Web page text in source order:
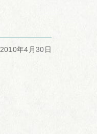
2010年4月30日